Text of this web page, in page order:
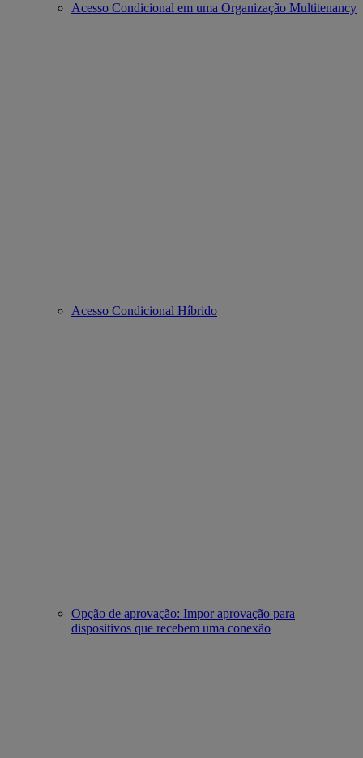
Acesso Condicional em uma Organização Multitenancy
Acesso Condicional Híbrido
Opção de aprovação: Impor aprovação para
dispositivos que recebem uma conexão